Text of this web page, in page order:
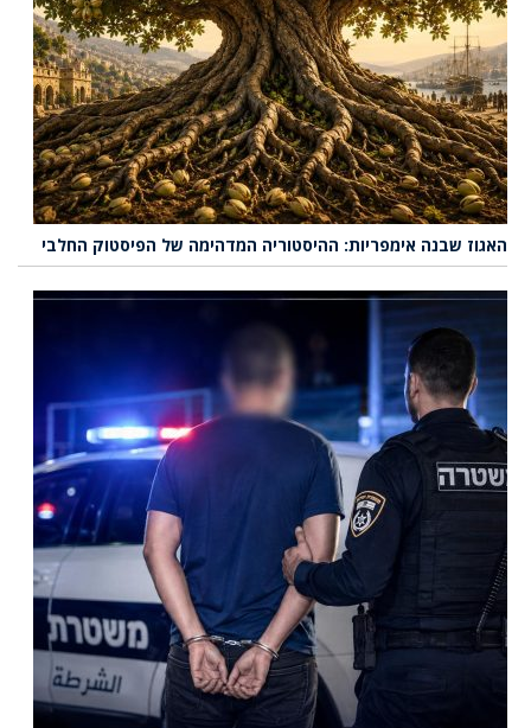
האגוז שבנה אימפריות: ההיסטוריה המדהימה של הפיסטוק החלבי